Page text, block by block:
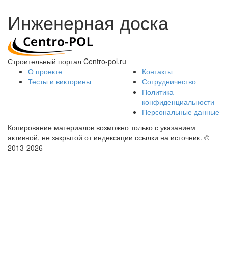
Инженерная доска
Строительный портал Centro-pol.ru
О проекте
Тесты и викторины
Контакты
Сотрудничество
Политика
конфиденциальности
Персональные данные
Копирование материалов возможно только с указанием
активной, не закрытой от индексации ссылки на источник. ©
2013-2026